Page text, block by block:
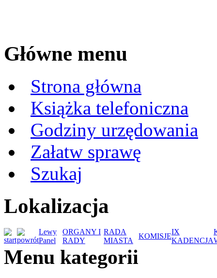
Główne menu
Strona główna
Książka telefoniczna
Godziny urzędowania
Załatw sprawę
Szukaj
Lokalizacja
Lewy
Panel
ORGANY I
RADY
RADA
MIASTA
KOMISJE
IX
KADENCJA
Menu kategorii